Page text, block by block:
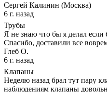
Сергей Калинин (Москва)
6 г. назад
Трубы
Я не знаю что бы я делал если
Спасибо, доставили все
Глеб О.
6 г. назад
Клапаны
Неделю назад брал тут пару
наблюдениям клапаны